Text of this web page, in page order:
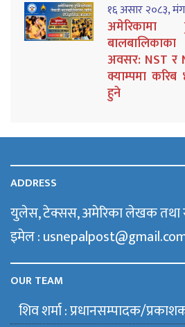
१६ असार २०८३,
अमेरिकामा
अवसर: NST र
क्याम्पमा करिब
हुने
ADDRESS
युलेस, टेक्सस, अमेरिका लेखक तथा
इमेल :
OUR TEAM
शिव शर्मा : प्रधानसम्पादक/